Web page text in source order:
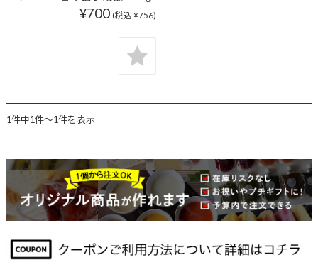
¥700 (税込 ¥756)
1件中1件〜1件を表示